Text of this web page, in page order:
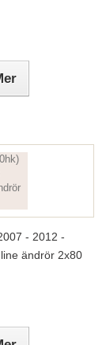
- 2012 -
ändrör 2x80